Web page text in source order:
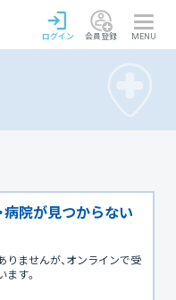
ログイン 会員登録 MENU
病院が見つからない
ませんが、オンラインで受
す。